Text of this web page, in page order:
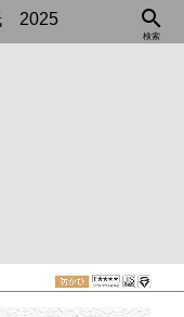
2025 search
検索